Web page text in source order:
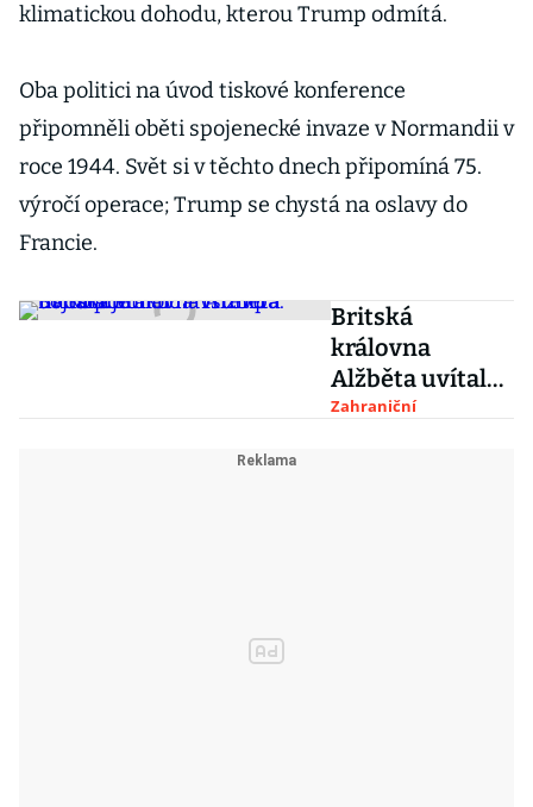
klimatickou dohodu, kterou Trump odmítá.
Oba politici na úvod tiskové konference
připomněli oběti spojenecké invaze v Normandii v
roce 1944. Svět si v těchto dnech připomíná 75.
výročí operace; Trump se chystá na oslavy do
Francie.
Britská
královna
Alžběta uvítala
Donalda
Zahraniční